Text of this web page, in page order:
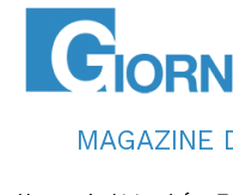
MAGAZINE